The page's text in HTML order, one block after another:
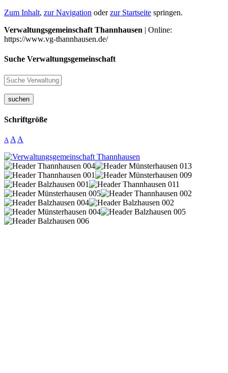
Zum Inhalt, zur Navigation oderzur Startseite springen.
Verwaltungsgemeinschaft Thannhausen | Online:
https://www.vg-thannhausen.de/
Suche Verwaltungsgemeinschaft
suchen
Schriftgröße
A A A